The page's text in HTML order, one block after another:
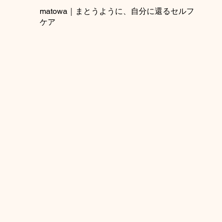
matowa｜まとうように、自分に還るセルフ
ケア